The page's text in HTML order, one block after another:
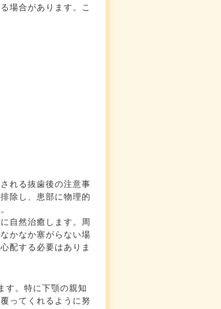
場合があります。こ
れる抜歯後の注意事
除し、患部に物理的
自然治癒します。周
かなか塞がらない場
配する必要はありま
す。特に下顎の親知
ってくれるように努